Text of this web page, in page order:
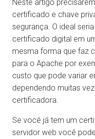
Neste artigo
certificado e chave
segurança. O ideal
certificado digital em
mesma forma que faz
para o Apache por
custo que pode variar
dependendo muitas
certificadora.
Se você já tem um
servidor web você